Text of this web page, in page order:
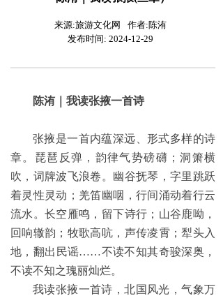
来源:旅游文化网 作者:陈洧
发布时间: 2024-12-29
陈洧｜我读张掖一首诗
张掖是一首内蕴深远、形式多样的诗
章。琵琶反弹，韵律气势磅礴；洞箫横
吹，词牌波飞浪卷。幽谷抚琴，字里跳跃
着灵性灵动；羌笛幽咽，行间涌动着行云
流水。长空雁鸣，留下诗行；山谷鹿呦，
回响辙韵；牧歌高吭，声传凌霄；犁头入
地，翻出民谣……不读不知其奇骏深奥，
不读不知之瑰丽灿烂。
我读张掖一首诗，北国风光，气象万